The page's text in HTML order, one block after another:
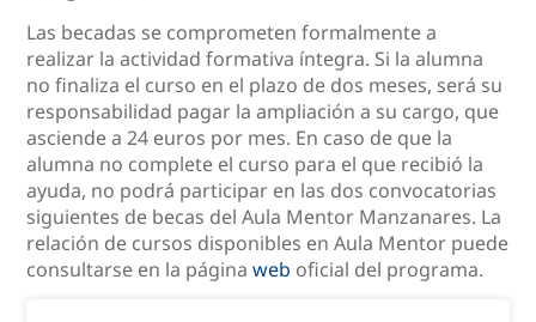
Las becadas se comprometen formalmente a
realizar la actividad formativa íntegra. Si la alumna
no finaliza el curso en el plazo de dos meses, será su
responsabilidad pagar la ampliación a su cargo, que
asciende a 24 euros por mes. En caso de que la
alumna no complete el curso para el que recibió la
ayuda, no podrá participar en las dos convocatorias
siguientes de becas del Aula Mentor Manzanares. La
relación de cursos disponibles en Aula Mentor puede
consultarse en la páginaweb oficial del programa.